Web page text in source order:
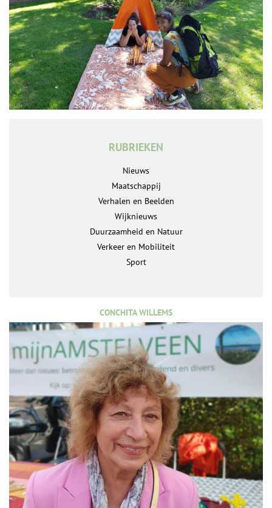
RUBRIEKEN
Nieuws
Maatschappij
Verhalen en Beelden
Wijknieuws
Duurzaamheid en Natuur
Verkeer en Mobiliteit
Sport
CONCHITA WILLEMS